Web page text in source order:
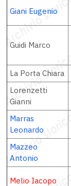
Giani Eugenio
Guidi Marco
La Porta Chiara
Lorenzetti
Gianni
Marras
Leonardo
Mazzeo
Antonio
Melio Iacopo